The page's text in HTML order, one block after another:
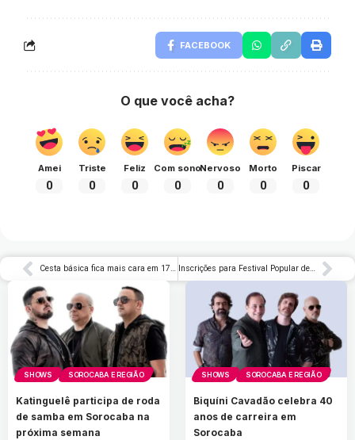
FACEBOOK
O que você acha?
Amei
0
Triste
0
Feliz
0
Com sono
0
Nervoso
0
Morto
0
Piscar
0
Cesta básica fica mais cara em 17 capitais brasileiras em junho Inscrições para Festival Popular de Teatro de Fortaleza estão abertas
SHOWS SOROCABA E REGIÃO
Katinguelê participa de roda
de samba em Sorocaba na
próxima semana
SHOWS SOROCABA E REGIÃO
Biquíni Cavadão celebra 40
anos de carreira em
Sorocaba